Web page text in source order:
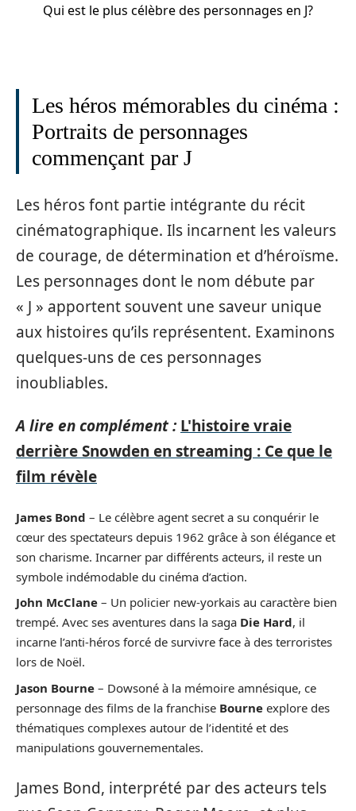
Qui est le plus célèbre des personnages en J?
Les héros mémorables du cinéma :
Portraits de personnages
commençant par J
Les héros font partie intégrante du récit
cinématographique. Ils incarnent les valeurs
de courage, de détermination et d’héroïsme.
Les personnages dont le nom débute par
« J » apportent souvent une saveur unique
aux histoires qu’ils représentent. Examinons
quelques-uns de ces personnages
inoubliables.
A lire en complément : L'histoire vraie
derrière Snowden en streaming : Ce que le
film révèle
James Bond – Le célèbre agent secret a su conquérir le
cœur des spectateurs depuis 1962 grâce à son élégance et
son charisme. Incarner par différents acteurs, il reste un
symbole indémodable du cinéma d’action.
John McClane – Un policier new-yorkais au caractère bien
trempé. Avec ses aventures dans la saga Die Hard, il
incarne l’anti-héros forcé de survivre face à des terroristes
lors de Noël.
Jason Bourne – Dowsoné à la mémoire amnésique, ce
personnage des films de la franchise Bourne explore des
thématiques complexes autour de l’identité et des
manipulations gouvernementales.
James Bond, interprété par des acteurs tels